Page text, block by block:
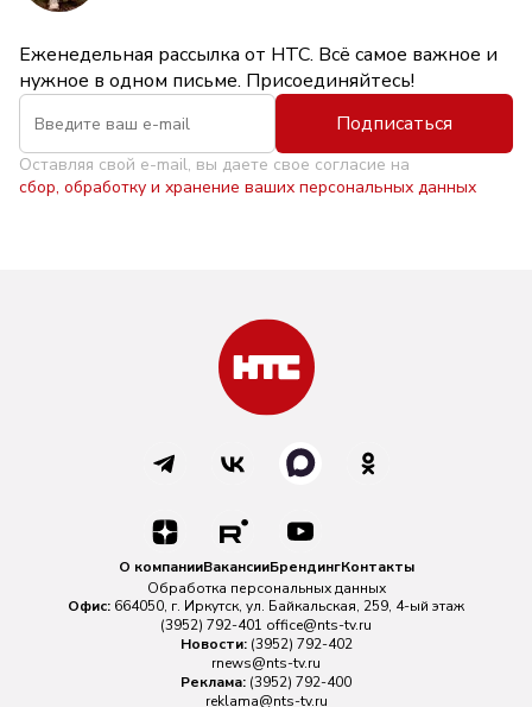
Еженедельная рассылка от НТС. Всё самое важное и
нужное в одном письме. Присоединяйтесь!
Подписаться
Оставляя свой e-mail, вы даете свое согласие на
сбор, обработку и хранение ваших персональных данных
О компанииВакансииБрендингКонтакты
Обработка персональных данных
Офис: 664050, г. Иркутск, ул. Байкальская, 259, 4-ый этаж
(3952) 792-401 office@nts-tv.ru
Новости: (3952) 792-402
rnews@nts-tv.ru
Реклама: (3952) 792-400
reklama@nts-tv.ru